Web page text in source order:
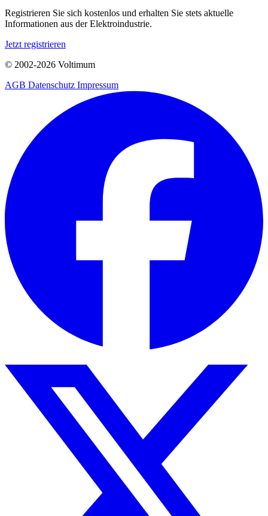
Registrieren Sie sich kostenlos und erhalten Sie stets aktuelle
Informationen aus der Elektroindustrie.
Jetzt registrieren
© 2002-2026 Voltimum
AGB Datenschutz Impressum